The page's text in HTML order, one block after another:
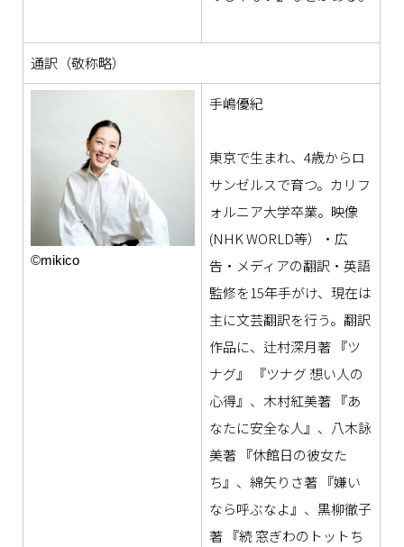
通訳（敬称略）
©mikico
手嶋優紀
東京で生まれ、4歳からロ
サンゼルスで育つ。カリフ
ォルニア大学卒業。映像
(NHK WORLD等）・広
告・メディアの翻訳・英語
監修を15年手がけ、現在は
主に文芸翻訳を行う。翻訳
作品に、辻村深月著 『ツ
ナグ』 『ツナグ 想い人の
心得』、木村紅美著 『あ
なたに安全な人』、八木詠
美著 『休館日の彼女た
ち』、綿矢りさ著 『嫌い
なら呼ぶなよ』、黒柳徹子
著 『続 窓ぎわのトットち